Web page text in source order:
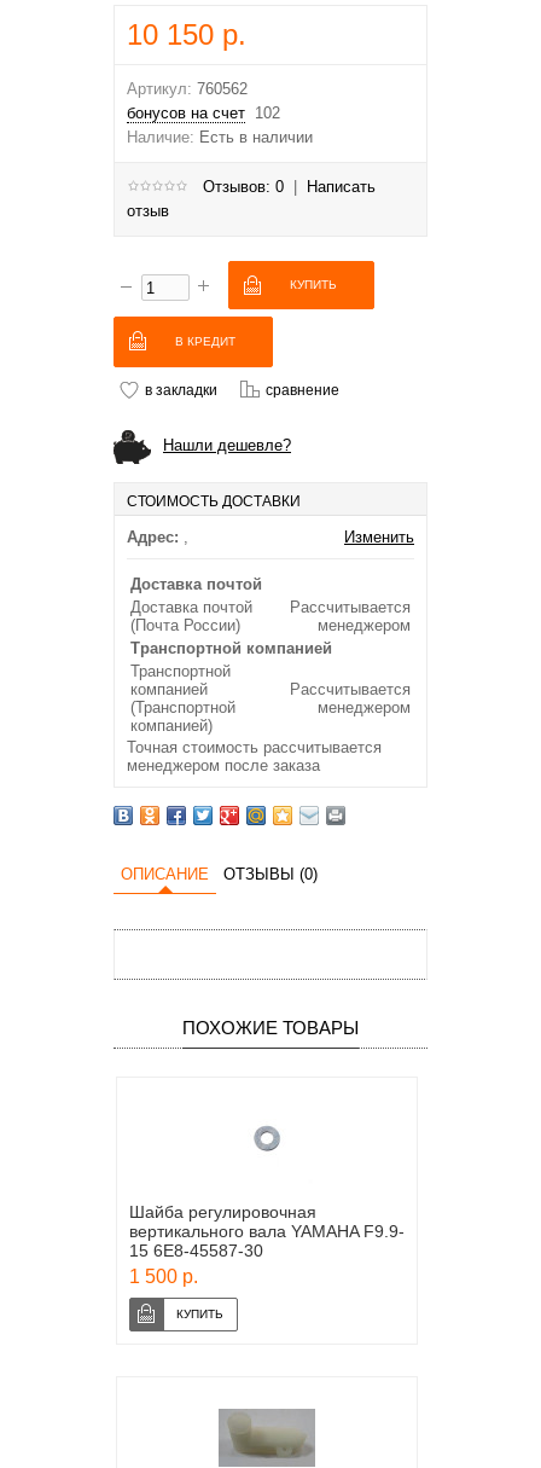
10 150 р.
Артикул: 760562
бонусов на счет 102
Наличие: Есть в наличии
Отзывов: 0
Написать
отзыв
В КРЕДИТ
в закладки сравнение
Нашли дешевле?
СТОИМОСТЬ ДОСТАВКИ
Адрес: , Изменить
Доставка почтой
Доставка почтой
(Почта России)
Рассчитывается
менеджером
Транспортной компанией
Транспортной
компанией
(Транспортной
компанией)
Рассчитывается
менеджером
Точная стоимость рассчитывается
менеджером после заказа
ОПИСАНИЕ ОТЗЫВЫ (0)
ПОХОЖИЕ ТОВАРЫ
Шайба регулировочная
вертикального вала YAMAHA F9.9-
15 6E8-45587-30
1 500 р.